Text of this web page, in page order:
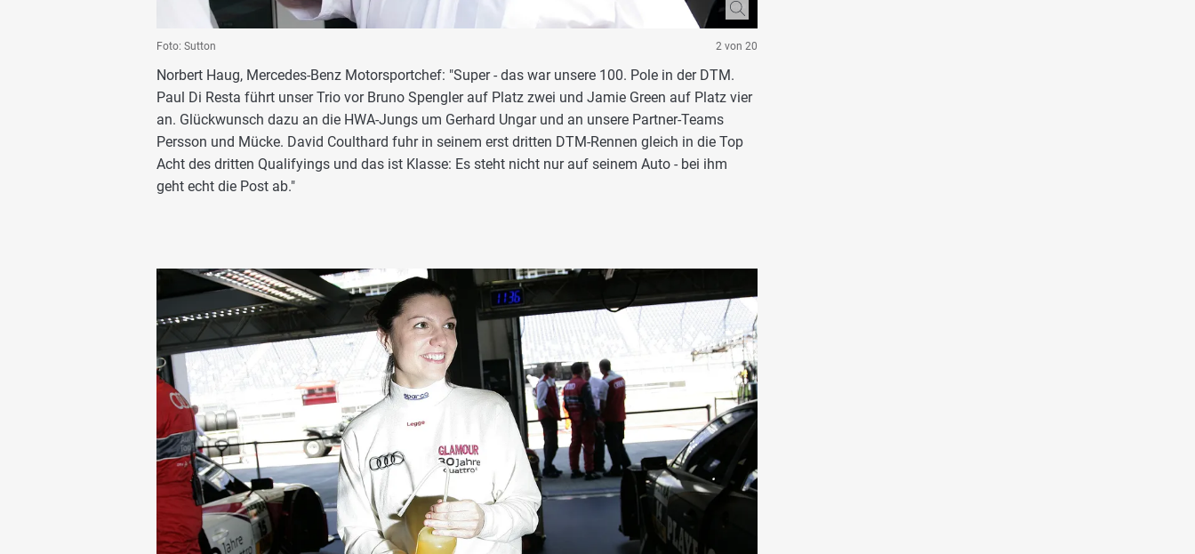
Foto: Sutton 2 von 20
Norbert Haug, Mercedes-Benz Motorsportchef: "Super - das war unsere 100. Pole in der DTM.
Paul Di Resta führt unser Trio vor Bruno Spengler auf Platz zwei und Jamie Green auf Platz vier
an. Glückwunsch dazu an die HWA-Jungs um Gerhard Ungar und an unsere Partner-Teams
Persson und Mücke. David Coulthard fuhr in seinem erst dritten DTM-Rennen gleich in die Top
Acht des dritten Qualifyings und das ist Klasse: Es steht nicht nur auf seinem Auto - bei ihm
geht echt die Post ab."